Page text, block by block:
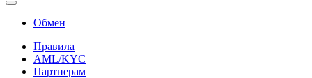
Обмен
Правила
AML/KYC
Партнерам